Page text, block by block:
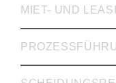
MIET- UND